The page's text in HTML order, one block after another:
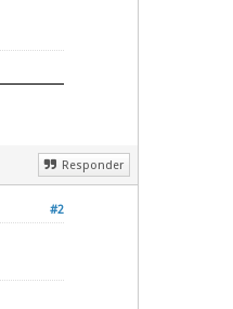
Responder
#2